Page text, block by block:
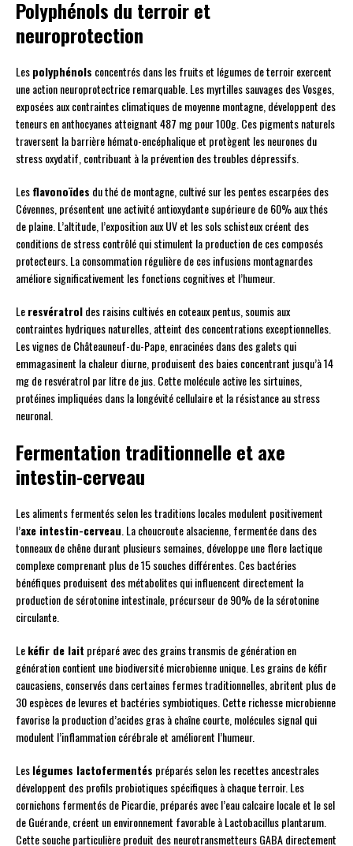
Polyphénols du terroir et
neuroprotection
Lespolyphénols concentrés dans les fruits et légumes de terroir exercent
une action neuroprotectrice remarquable. Les myrtilles sauvages des Vosges,
exposées aux contraintes climatiques de moyenne montagne, développent des
teneurs en anthocyanes atteignant 487 mg pour 100g. Ces pigments naturels
traversent la barrière hémato-encéphalique et protègent les neurones du
stress oxydatif, contribuant à la prévention des troubles dépressifs.
Lesflavonoïdes du thé de montagne, cultivé sur les pentes escarpées des
Cévennes, présentent une activité antioxydante supérieure de 60% aux thés
de plaine. L’altitude, l’exposition aux UV et les sols schisteux créent des
conditions de stress contrôlé qui stimulent la production de ces composés
protecteurs. La consommation régulière de ces infusions montagnardes
améliore significativement les fonctions cognitives et l’humeur.
Leresvératroldes raisins cultivés en coteaux pentus, soumis aux
contraintes hydriques naturelles, atteint des concentrations exceptionnelles.
Les vignes de Châteauneuf-du-Pape, enracinées dans des galets qui
emmagasinent la chaleur diurne, produisent des baies concentrant jusqu’à 14
mg de resvératrol par litre de jus. Cette molécule active les sirtuines,
protéines impliquées dans la longévité cellulaire et la résistance au stress
neuronal.
Fermentation traditionnelle et axe
intestin-cerveau
Les aliments fermentés selon les traditions locales modulent positivement
l’axe intestin-cerveau . La choucroute alsacienne, fermentée dans des
tonneaux de chêne durant plusieurs semaines, développe une flore lactique
complexe comprenant plus de 15 souches différentes. Ces bactéries
bénéfiques produisent des métabolites qui influencent directement la
production de sérotonine intestinale, précurseur de 90% de la sérotonine
circulante.
Lekéfir de lait préparé avec des grains transmis de génération en
génération contient une biodiversité microbienne unique. Les grains de kéfir
caucasiens, conservés dans certaines fermes traditionnelles, abritent plus de
30 espèces de levures et bactéries symbiotiques. Cette richesse microbienne
favorise la production d’acides gras à chaîne courte, molécules signal qui
modulent l’inflammation cérébrale et améliorent l’humeur.
Leslégumes lactofermentés préparés selon les recettes ancestrales
développent des profils probiotiques spécifiques à chaque terroir. Les
cornichons fermentés de Picardie, préparés avec l’eau calcaire locale et le sel
de Guérande, créent un environnement favorable à Lactobacillus plantarum.
Cette souche particulière produit des neurotransmetteurs GABA directement